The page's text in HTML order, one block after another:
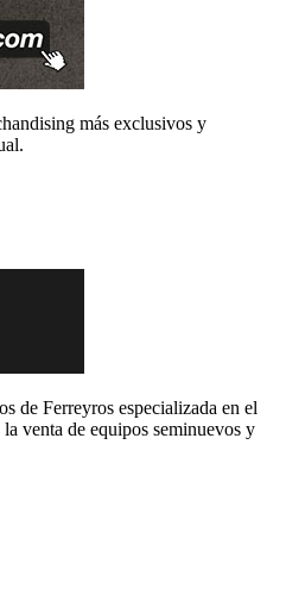
más exclusivos y
de Ferreyros especializada en el
venta de equipos seminuevos y